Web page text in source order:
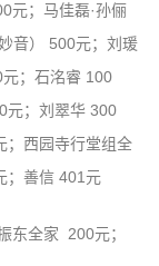
元；马佳磊·孙俪
音） 500元；刘瑗
；石洺睿 100
元；刘翠华 300
；西园寺行堂组全
；善信 401元
东全家 200元；